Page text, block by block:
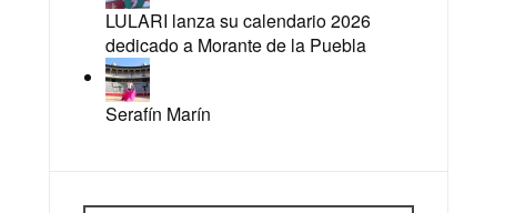
LULARI lanza su calendario 2026
dedicado a Morante de la Puebla
Serafín Marín